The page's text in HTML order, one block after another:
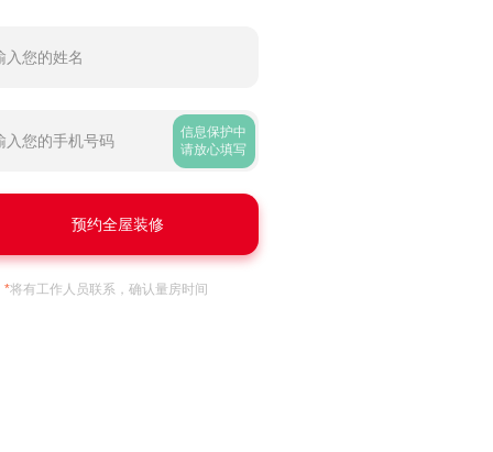
信息保护中
请放心填写
*将有工作人员联系，确认量房时间